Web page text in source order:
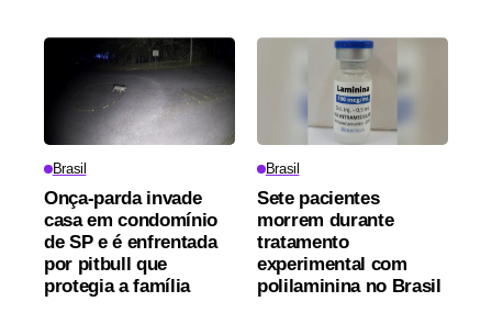
Brasil
Onça-parda invade
casa em condomínio
de SP e é enfrentada
por pitbull que
protegia a família
Brasil
Sete pacientes
morrem durante
tratamento
experimental com
polilaminina no Brasil